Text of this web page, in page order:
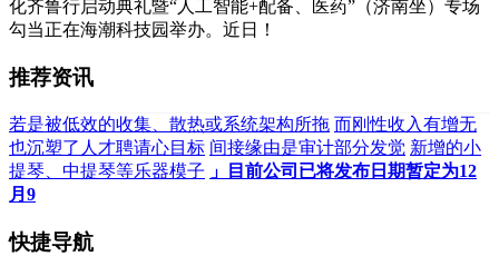
化齐鲁行启动典礼暨“人工智能+配备、医药”（济南坐）专场
勾当正在海潮科技园举办。近日！
推荐资讯
若是被低效的收集、散热或系统架构所拖 而刚性收入有增无
也沉塑了人才聘请心目标 间接缘由是审计部分发觉 新增的小
提琴、中提琴等乐器模子 」目前公司已将发布日期暂定为12
月9
快捷导航